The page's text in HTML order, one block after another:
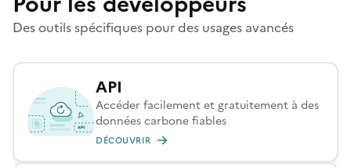
Des outils spécifiques pour des usages avancés
API
Accéder facilement et gratuitement à des
données carbone fiables
DÉCOUVRIR